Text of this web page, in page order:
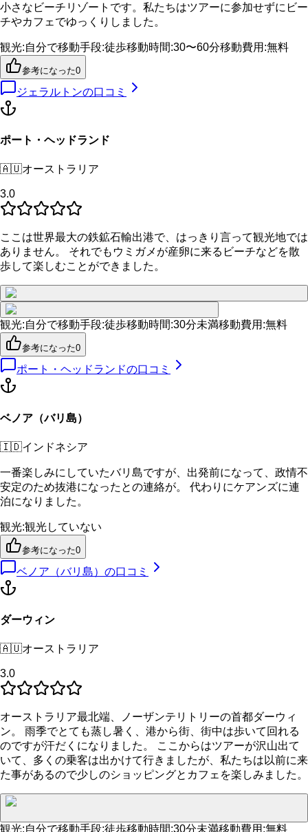
小さなビーチリゾートです。私たちはツアーに参加せずにビー
チやカフェでゆっくりしました。
観光:自分で移動手段:徒歩移動時間:30〜60分移動費用 :無料
参考になった0
ジェラルトンの口コミ
ポート・ヘッドランド
🇦🇺オーストラリア
3.0
ここは世界最大の鉄鉱石輸出港で、はっきり言って観光地では
ありません。 それでもウミガメが産卵に来るビーチなどを散
歩して楽しむことができました。
観光:自分で移動手段:徒歩移動時間:30分未満移動費用 :無料
参考になった0
ポート・ヘッドランドの口コミ
ベノア（バリ島）
🇮🇩インドネシア
一番楽しみにしていたバリ島ですが、出発前になって、政情不
安定のため抜港になったとの連絡が。 代わりにケアンズに連
泊になりました。
観光:観光していない
参考になった0
ベノア（バリ島） の口コミ
ダーウィン
🇦🇺オーストラリア
3.0
オーストラリア最北端、ノーザンテリトリーの首都ダーウィ
ン。 雨季でとても蒸し暑く、港から街、街中は歩いて回れる
のですが汗だくになりました。 ここからはツアーが沢山出て
いて、多くの乗客は出かけて行きましたが、私たちは以前に来
た事があるので少しのショッピングとカフェを楽しみました。
観光:自分で移動手段:徒歩移動時間:30分未満移動費用 :無料